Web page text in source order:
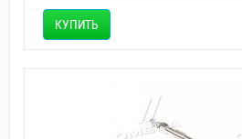
КУПИТЬ